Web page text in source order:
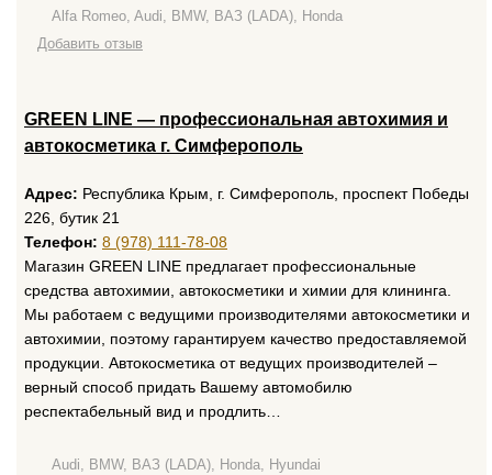
Alfa Romeo, Audi, BMW, ВАЗ (LADA), Honda
Добавить отзыв
GREEN LINE — профессиональная автохимия и
автокосметика г. Симферополь
Адрес: Республика Крым, г. Симферополь, проспект Победы
226, бутик 21
Телефон: 8 (978) 111-78-08
Магазин GREEN LINE предлагает профессиональные
средства автохимии, автокосметики и химии для клининга.
Мы работаем с ведущими производителями автокосметики и
автохимии, поэтому гарантируем качество предоставляемой
продукции. Автокосметика от ведущих производителей –
верный способ придать Вашему автомобилю
респектабельный вид и продлить…
Audi, BMW, ВАЗ (LADA), Honda, Hyundai